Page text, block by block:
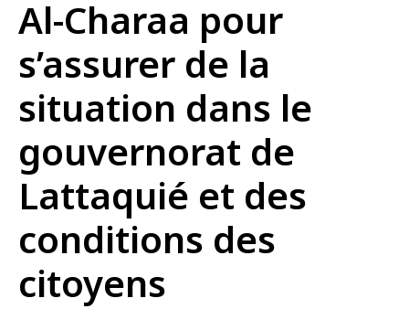
Al-Charaa pour
s’assurer de la
situation dans le
gouvernorat de
Lattaquié et des
conditions des
citoyens